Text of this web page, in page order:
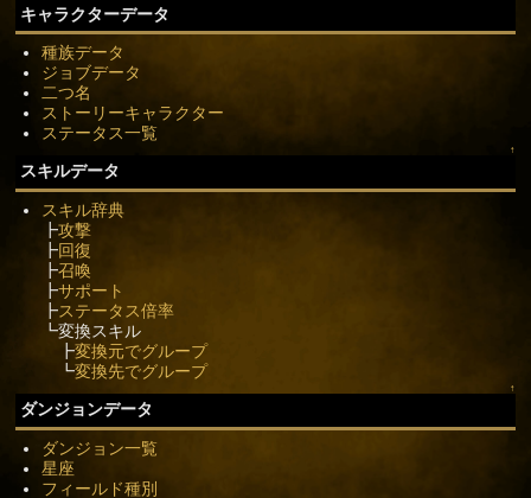
キャラクターデータ
種族データ
ジョブデータ
二つ名
ストーリーキャラクター
ステータス一覧
↑
スキルデータ
スキル辞典
┣攻撃
┣回復
┣召喚
┣サポート
┣ステータス倍率
┗変換スキル
┣変換元でグループ
┗変換先でグループ
↑
ダンジョンデータ
ダンジョン一覧
星座
フィールド種別